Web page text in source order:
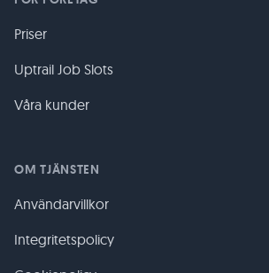
Priser
Uptrail Job Slots
Våra kunder
OM TJÄNSTEN
Användarvillkor
Integritetspolicy